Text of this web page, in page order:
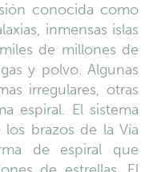
conocida como
inmensas islas
de millones de
y polvo. Algunas
irregulares, otras
espiral. El sistema
brazos de la Vía
de espiral que